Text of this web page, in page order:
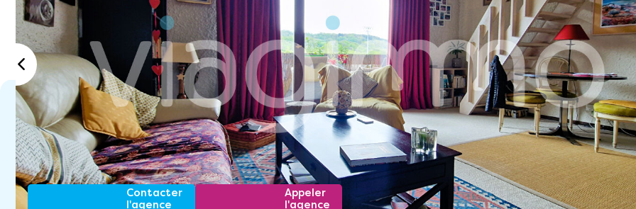
Contacter
l'agence
Appeler
l'agence